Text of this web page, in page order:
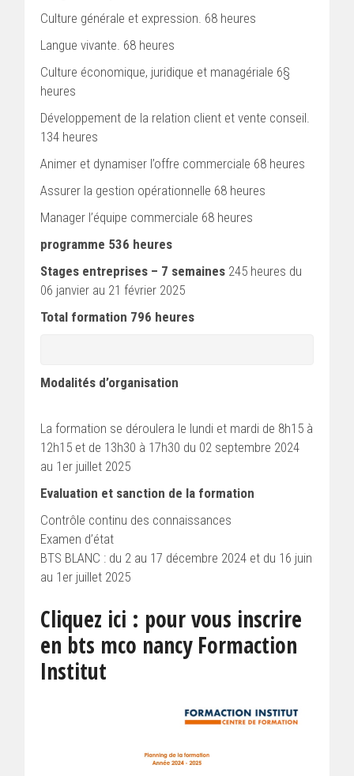
Culture générale et expression. 68 heures
Langue vivante. 68 heures
Culture économique, juridique et managériale 6§
heures
Développement de la relation client et vente conseil.
134 heures
Animer et dynamiser l’offre commerciale 68 heures
Assurer la gestion opérationnelle 68 heures
Manager l’équipe commerciale 68 heures
programme 536 heures
Stages entreprises – 7 semaines 245 heures du
06 janvier au 21 février 2025
Total formation 796 heures
Modalités d’organisation
La formation se déroulera le lundi et mardi de 8h15 à
12h15 et de 13h30 à 17h30 du 02 septembre 2024
au 1er juillet 2025
Evaluation et sanction de la formation
Contrôle continu des connaissances
Examen d’état
BTS BLANC : du 2 au 17 décembre 2024 et du 16 juin
au 1er juillet 2025
Cliquez ici : pour vous inscrire
en bts mco nancy Formaction
Institut